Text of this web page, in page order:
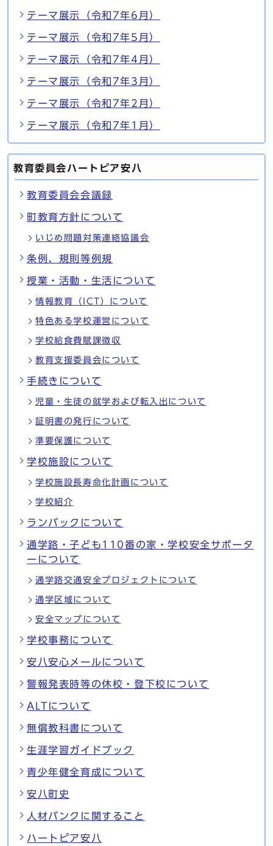
テーマ展示（令和7年6月）
テーマ展示（令和7年5月）
テーマ展示（令和7年4月）
テーマ展示（令和7年3月）
テーマ展示（令和7年2月）
テーマ展示（令和7年1月）
教育委員会ハートピア安八
教育委員会会議録
町教育方針について
いじめ問題対策連絡協議会
条例、規則等例規
授業・活動・生活について
情報教育（ICT）について
特色ある学校運営について
学校給食費賦課徴収
教育支援委員会について
手続きについて
児童・生徒の就学および転入出について
証明書の発行について
準要保護について
学校施設について
学校施設長寿命化計画について
学校紹介
ランバックについて
通学路・子ども110番の家・学校安全サポータ
ーについて
通学路交通安全プロジェクトについて
通学区域について
安全マップについて
学校事務について
安八安心メールについて
警報発表時等の休校・登下校について
ALTについて
無償教科書について
生涯学習ガイドブック
青少年健全育成について
安八町史
人材バンクに関すること
ハートピア安八